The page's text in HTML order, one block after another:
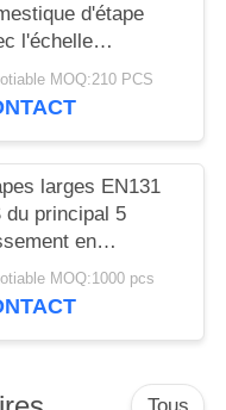
d'étape
l'échelle
d'étape de
5
MOQ:210 PCS
larges EN131
du principal 5
en
pliable
d'échelle d'anti
MOQ:1000 pcs